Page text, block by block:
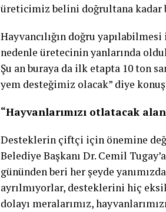
üreticimiz belini doğrultana kadar
Hayvancılığın doğru
nedenle üretecinin yanlarında
Şu an buraya da ilk etapta 10 ton
yem desteğimiz olacak” diye
“Hayvanlarımızı otlatacak
Desteklerin çiftçi için önemine
Belediye Başkanı Dr. Cemil
gününden beri her şeyde
ayrılmıyorlar, desteklerini hiç
dolayı meralarımız,